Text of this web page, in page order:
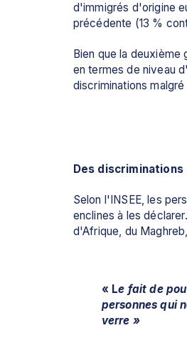
d'immigrés d'origine
précédente (13 %
Bien que la
en termes de niveau
discriminations
Des
Selon l'INSEE, les
enclines à les
d'Afrique, du
« Le fait de
personnes qui
verre »